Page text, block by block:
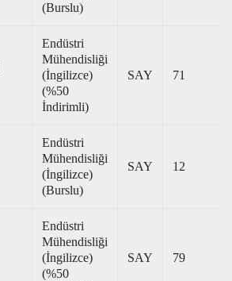
(Burslu)
Endüstri
Mühendisliği
(İngilizce)
(%50
İndirimli)
SAY 71
Endüstri
Mühendisliği
(İngilizce)
(Burslu)
SAY 12
Endüstri
Mühendisliği
(İngilizce)
(%50
SAY 79